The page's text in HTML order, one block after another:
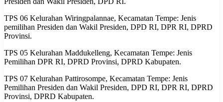
TPS 06 Kelurahan Wiringpalannae, Kecamatan Tempe: Jenis
pemilihan Presiden dan Wakil Presiden, DPD RI, DPR RI, DPRD
Provinsi.
TPS 05 Kelurahan Maddukelleng, Kecamatan Tempe: Jenis
Pemilihan DPR RI, DPRD Provinsi, DPRD Kabupaten.
TPS 07 Kelurahan Pattirosompe, Kecamatan Tempe: Jenis
Pemilihan Presiden dan Wakil Presiden, DPD RI, DPR RI, DPRD
Provinsi, DPRD Kabupaten.